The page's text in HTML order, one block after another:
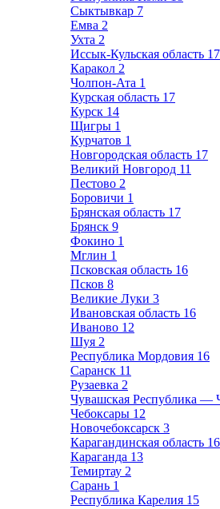
Сыктывкар 7
Емва 2
Ухта 2
Иссык-Кульская область 17
Каракол 2
Чолпон-Ата 1
Курская область 17
Курск 14
Щигры 1
Курчатов 1
Новгородская область 17
Великий Новгород 11
Пестово 2
Боровичи 1
Брянская область 17
Брянск 9
Фокино 1
Мглин 1
Псковская область 16
Псков 8
Великие Луки 3
Ивановская область 16
Иваново 12
Шуя 2
Республика Мордовия 16
Саранск 11
Рузаевка 2
Чувашская Республика —
Чебоксары 12
Новочебоксарск 3
Карагандинская область 16
Караганда 13
Темиртау 2
Сарань 1
Республика Карелия 15